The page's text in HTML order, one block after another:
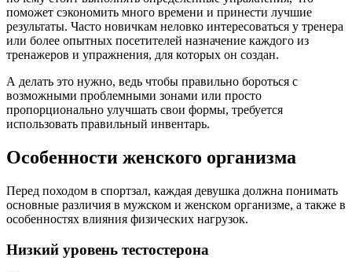
поможет сэкономить много времени и принести лучшие
результаты. Часто новичкам неловко интересоваться у тренера
или более опытных посетителей назначение каждого из
тренажеров и упражнения, для которых он создан.
А делать это нужно, ведь чтобы правильно бороться с
возможными проблемными зонами или просто
пропорционально улучшать свои формы, требуется
использовать правильный инвентарь.
Особенности женского организма
Перед походом в спортзал, каждая девушка должна понимать
основные различия в мужском и женском организме, а также в
особенностях влияния физических нагрузок.
Низкий уровень тестостерона